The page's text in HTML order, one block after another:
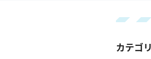
カテゴ